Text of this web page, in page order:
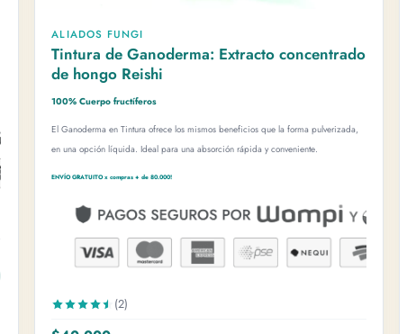
ALIADOS FUNGI
Tintura de Ganoderma: Extracto concentrado
de hongo Reishi
100% Cuerpo fructíferos
El Ganoderma en Tintura ofrece los mismos beneficios que la forma pulverizada,
en una opción líquida. Ideal para una absorción rápida y conveniente.
ENVÍO GRATUITO x compras + de 80.000!
(2)